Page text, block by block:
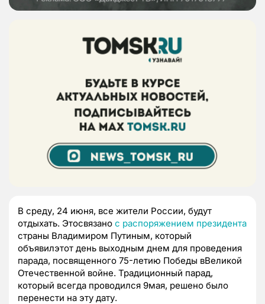
В среду, 24 июня, все жители России, будут
отдыхать. Этосвязано с распоряжением президента
страны Владимиром Путиным, который
объявилэтот день выходным днем для проведения
парада, посвященного 75-летию Победы вВеликой
Отечественной войне. Традиционный парад,
который всегда проводился 9мая, решено было
перенести на эту дату.